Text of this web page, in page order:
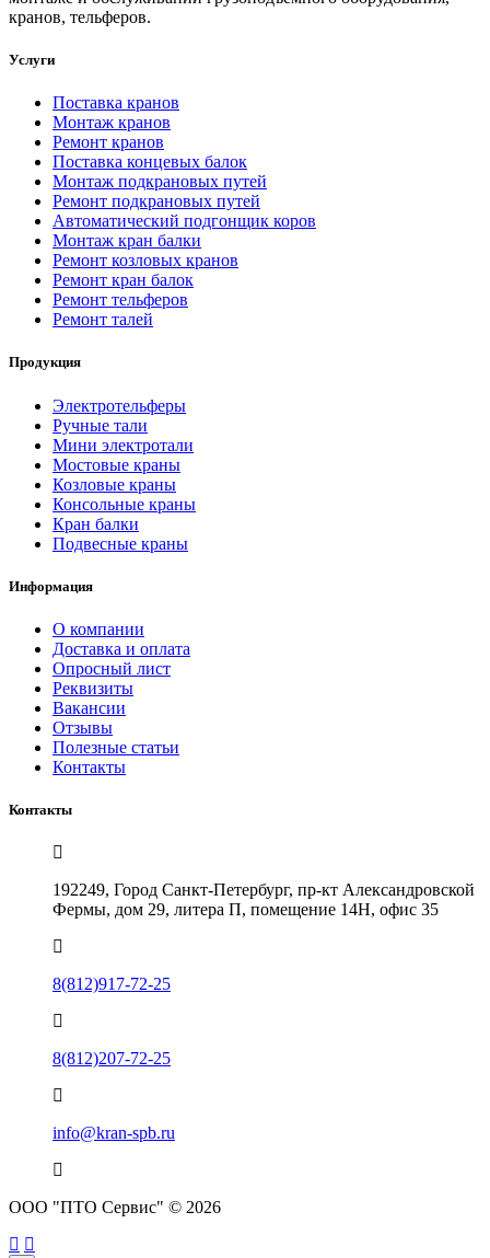
кранов, тельферов.
Услуги
Поставка кранов
Монтаж кранов
Ремонт кранов
Поставка концевых балок
Монтаж подкрановых путей
Ремонт подкрановых путей
Автоматический подгонщик коров
Монтаж кран балки
Ремонт козловых кранов
Ремонт кран балок
Ремонт тельферов
Ремонт талей
Продукция
Электротельферы
Ручные тали
Мини электротали
Мостовые краны
Козловые краны
Консольные краны
Кран балки
Подвесные краны
Информация
О компании
Доставка и оплата
Опросный лист
Реквизиты
Вакансии
Отзывы
Полезные статьи
Контакты
Контакты
192249, Город Санкт-Петербург, пр-кт Александровской
Фермы, дом 29, литера П, помещение 14Н, офис 35
8(812)917-72-25
8(812)207-72-25
info@kran-spb.ru
ООО "ПТО Сервис" © 2026